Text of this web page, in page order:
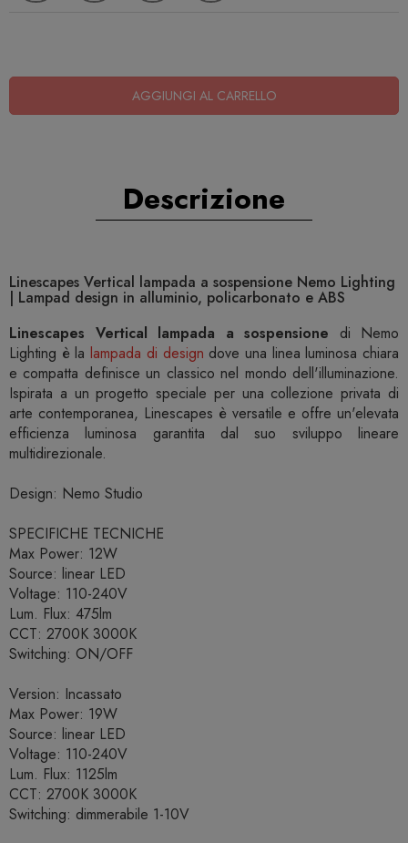
AGGIUNGI AL CARRELLO
Descrizione
Linescapes Vertical lampada a sospensione Nemo Lighting
| Lampad design in alluminio, policarbonato e ABS
Linescapes Vertical lampada a sospensione di Nemo
Lighting è lalampada di design dove una linea luminosa chiara
e compatta definisce un classico nel mondo dell'illuminazione.
Ispirata a un progetto speciale per una collezione privata di
arte contemporanea, Linescapes è versatile e offre un'elevata
efficienza luminosa garantita dal suo sviluppo lineare
multidirezionale.
Design: Nemo Studio
SPECIFICHE TECNICHE
Max Power: 12W
Source: linear LED
Voltage: 110-240V
Lum. Flux: 475lm
CCT: 2700K 3000K
Switching: ON/OFF
Version: Incassato
Max Power: 19W
Source: linear LED
Voltage: 110-240V
Lum. Flux: 1125lm
CCT: 2700K 3000K
Switching: dimmerabile 1-10V